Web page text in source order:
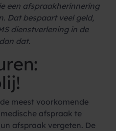
een afspraakherinnering
Dat bespaart veel geld,
dienstverlening in de
dat.
meest voorkomende
afspraak te
afspraak vergeten. De